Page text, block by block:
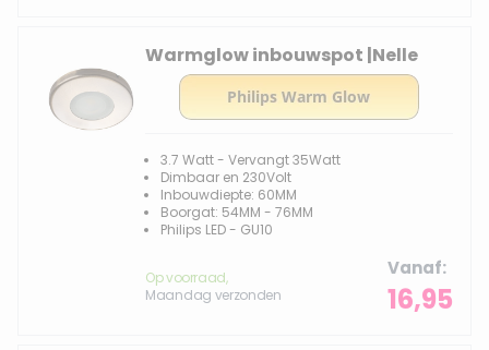
Warmglow inbouwspot |Nelle
3.7 Watt - Vervangt 35Watt
Dimbaar en 230Volt
Inbouwdiepte: 60MM
Boorgat: 54MM - 76MM
Philips LED - GU10
Op voorraad,
Maandag verzonden
Vanaf
16,95